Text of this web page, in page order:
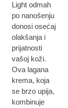
Light odmah
po nanošenju
donosi osećaj
olakšanja i
prijatnosti
vašoj koži.
Ova lagana
krema, koja
se brzo upija,
kombinuje